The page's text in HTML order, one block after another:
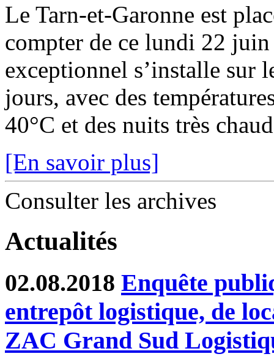
Le Tarn-et-Garonne est
compter de ce lundi 22
exceptionnel s’installe sur
jours, avec des
40°C et des nuits très
[En savoir plus]
Consulter les archives
Actualités
02.08.2018 Enquête
entrepôt logistique, de
ZAC Grand Sud